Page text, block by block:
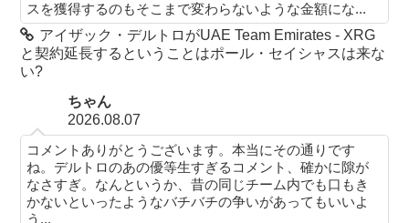
スを獲得するのもそこまで変わらないような金額にな...
アイザック・デルトロがUAE Team Emirates - XRG
と契約延長するということはポール・セイシャスは来な
い?
ちゃん
2026.08.07
コメントありがとうございます。本当にその通りです
ね。デルトロのあの優等生すぎるコメント、確かに隙が
なさすぎ。なんというか、昔の同じチーム内でも口もき
かないといったようなバチバチの争いがあってもいいよ
う...